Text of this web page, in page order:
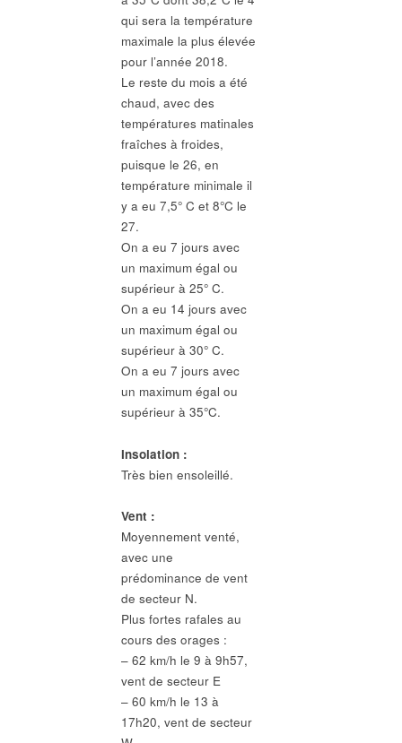
qui sera la température
maximale la plus élevée
pour l’année 2018.
Le reste du mois a été
chaud, avec des
températures matinales
fraîches à froides,
puisque le 26, en
température minimale il
y a eu 7,5° C et 8°C le
27.
On a eu 7 jours avec
un maximum égal ou
supérieur à 25° C.
On a eu 14 jours avec
un maximum égal ou
supérieur à 30° C.
On a eu 7 jours avec
un maximum égal ou
supérieur à 35°C.
Insolation :
Très bien ensoleillé.
Vent :
Moyennement venté,
avec une
prédominance de vent
de secteur N.
Plus fortes rafales au
cours des orages :
– 62 km/h le 9 à 9h57,
vent de secteur E
– 60 km/h le 13 à
17h20, vent de secteur